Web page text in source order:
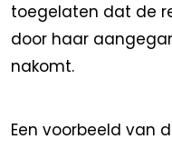
toegelaten dat de
door haar
nakomt.
Een voorbeeld van